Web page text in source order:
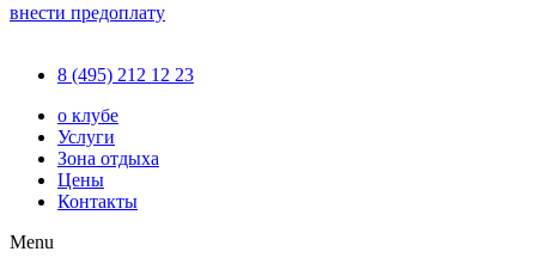
внести предоплату
8 (495) 212 12 23
о клубе
Услуги
Зона отдыха
Цены
Контакты
Menu